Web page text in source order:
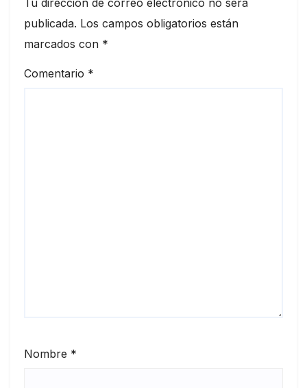
publicada. Los campos obligatorios están
marcados con *
Comentario *
Nombre *